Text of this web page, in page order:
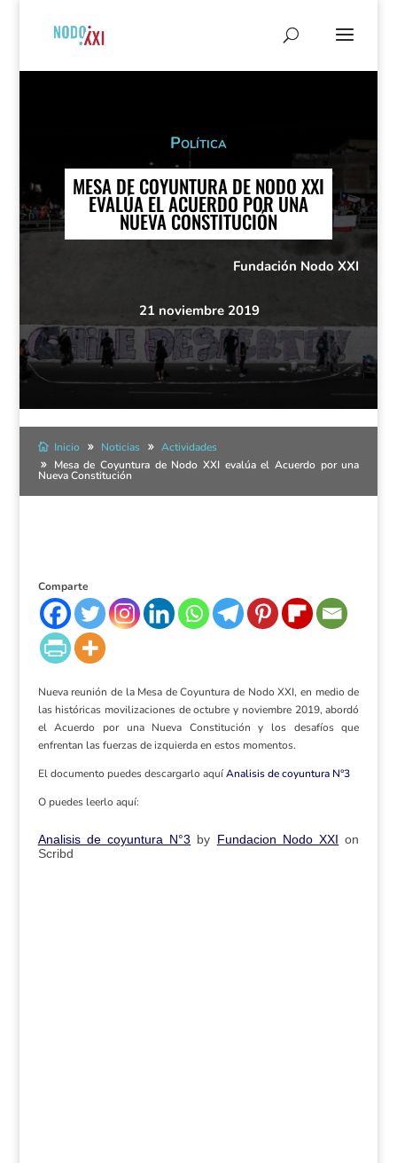
Política
MESA DE COYUNTURA DE NODO XXI
EVALÚA EL ACUERDO POR UNA
NUEVA CONSTITUCIÓN
Fundación Nodo XXI
21 noviembre 2019
Inicio Noticias
Actividades
Mesa de Coyuntura de Nodo XXI evalúa el Acuerdo por una
Nueva Constitución
Comparte
Nueva reunión de la Mesa de Coyuntura de Nodo XXI, en medio de
las históricas movilizaciones de octubre y noviembre 2019, abordó
el Acuerdo por una Nueva Constitución y los desafíos que
enfrentan las fuerzas de izquierda en estos momentos.
El documento puedes descargarlo aquíAnalisis de coyuntura N°3
O puedes leerlo aquí:
Analisis de coyuntura N°3 by Fundacion Nodo XXI on
Scribd